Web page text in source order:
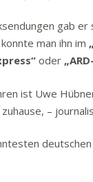
gab
man ihn im
oder
ist Uwe
–